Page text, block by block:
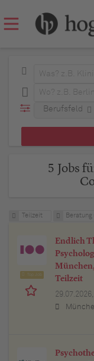
Berufsfeld
5 Jobs
Teilzeit Beratung
Endlich
Teilzeit
29.07.2026,
München (Bayern), Stuttgart (Baden-Württemberg), Nürnberg (Bayern), Esslingen am Neckar (Baden-Württemberg),